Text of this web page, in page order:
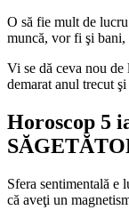
O să fie mult de
muncă, vor fi şi
Vi se dă ceva nou de
demarat anul trecut
Horoscop 5
Sfera sentimentală e
că aveţi un